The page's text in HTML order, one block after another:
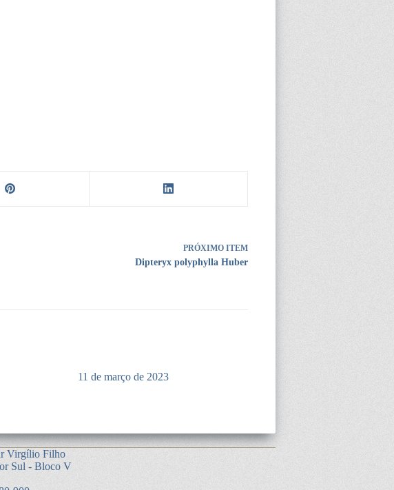
PRÓXIMO ITEM
Dipteryx polyphylla Huber
11 de março de 2023
Virgílio Filho
Sul - Bloco V